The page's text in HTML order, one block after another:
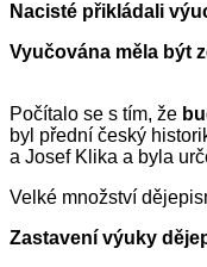
Nacisté přikládali
Vyučována měla být
Počítalo se s tím, že
byl přední český
a Josef Klika a byla
Velké množství
Zastavení výuky